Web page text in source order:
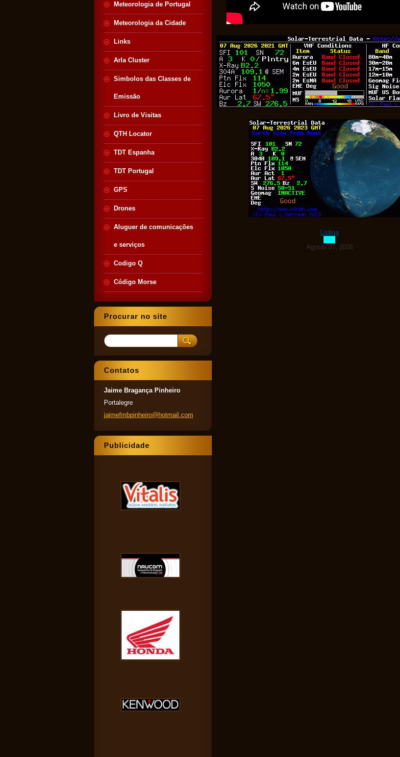
Lisboa
Agosto 07, 2026
Meteorologia de Portugal
Meteorologia da Cidade
Links
Arla Cluster
Simbolos das Classes de
Emissão
Livro de Visitas
QTH Locator
TDT Espanha
TDT Portugal
GPS
Drones
Aluguer de comunicações
e serviços
Codigo Q
Código Morse
Procurar no site
Contatos
Jaime Bragança Pinheiro
Portalegre
jaimefmbpinheiro@hotmail .com
Publicidade